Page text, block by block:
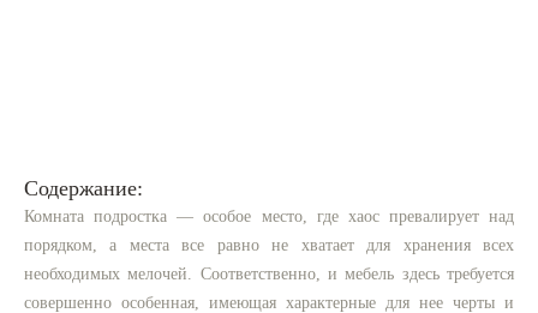
Содержание:
Комната подростка — особое место, где хаос превалирует над
порядком, а места все равно не хватает для хранения всех
необходимых мелочей. Соответственно, и мебель здесь требуется
совершенно особенная, имеющая характерные для нее черты и